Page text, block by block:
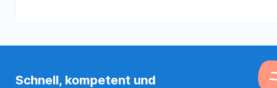
Schnell, kompetent und